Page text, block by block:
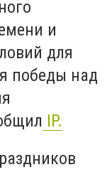
и
для
победы над
IP.